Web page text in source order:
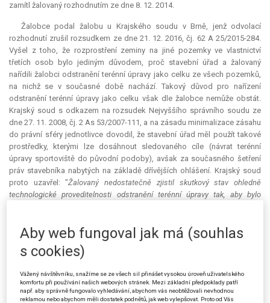
zamítl žalovaný rozhodnutím ze dne 8. 12. 2014.
Žalobce podal žalobu u Krajského soudu v Brně, jenž odvolací
rozhodnutí zrušil rozsudkem ze dne 21. 12. 2016, čj. 62 A 25/2015-284.
Vyšel z toho, že rozprostření zeminy na jiné pozemky ve vlastnictví
třetích osob bylo jediným důvodem, proč stavební úřad a žalovaný
nařídili žalobci odstranění terénní úpravy jako celku ze všech pozemků,
na nichž se v současné době nachází. Takový důvod pro nařízení
odstranění terénní úpravy jako celku však dle žalobce nemůže obstát.
Krajský soud s odkazem na rozsudek Nejvyššího správního soudu ze
dne 27. 11. 2008, čj. 2 As 53/2007-111, a na zásadu minimalizace zásahu
do právní sféry jednotlivce dovodil, že stavební úřad měl použít takové
prostředky, kterými lze dosáhnout sledovaného cíle (návrat terénní
úpravy sportoviště do původní podoby), avšak za současného šetření
práv stavebníka nabytých na základě dřívějších ohlášení. Krajský soud
proto uzavřel: "Žalovaný nedostatečně zjistil skutkový stav ohledně
technologické proveditelnosti odstranění terénní úpravy tak, aby bylo
rozprostření zeminy na okolní pozemky tím jediným důvodem pro nařízení
odstranění terénní úpravy. Pro závěr o tom, že předmětnou terénní úpravu z
hlediska jejího odstranění nelze rozdělit na jednotlivé části, o nichž by bylo
chybí dostatečné úvahy žalovaného, podložené náležitými skutkovými
podklady."
Aby web fungoval jak má (souhlas
s cookies)
Vážený návštěvníku, snažíme se ze všech sil přinášet vysokou úroveň uživatelského
komfortu při používání našich webových stránek. Mezi základní předpoklady patří
např. aby správně fungovalo vyhledávání, abychom vás neobtěžovali nevhodnou
reklamou nebo abychom měli dostatek podnětů, jak web vylepšovat. Proto od Vás